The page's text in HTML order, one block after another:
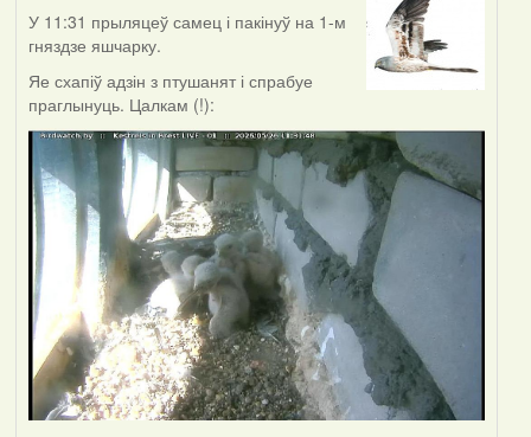
У 11:31 прыляцеў самец і пакінуў на 1-м
гняздзе яшчарку.
Яе схапіў адзін з птушанят і спрабуе
праглынуць. Цалкам (!):